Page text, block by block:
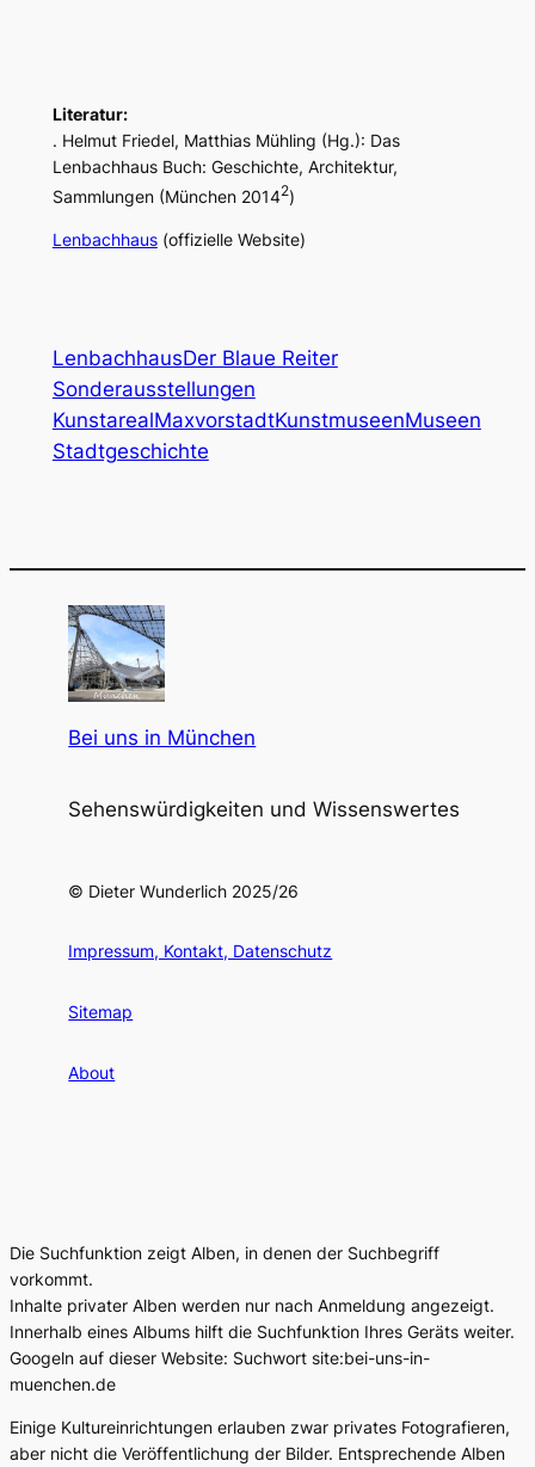
Literatur:
. Helmut Friedel, Matthias Mühling (Hg.): Das
Lenbachhaus Buch: Geschichte, Architektur,
Sammlungen (München 20142)
Lenbachhaus(offizielle Website)
LenbachhausDer Blaue Reiter
Sonderausstellungen
KunstarealMaxvorstadtKunstmuseenMuseen
Stadtgeschichte
Bei uns in München
Sehenswürdigkeiten und Wissenswertes
© Dieter Wunderlich 2025/26
Impressum, Kontakt, Datenschutz
Sitemap
About
Die Suchfunktion zeigt Alben, in denen der Suchbegriff
vorkommt.
Inhalte privater Alben werden nur nach Anmeldung angezeigt.
Innerhalb eines Albums hilft die Suchfunktion Ihres Geräts weiter.
Googeln auf dieser Website: Suchwort site:bei-uns-in-
muenchen.de
Einige Kultureinrichtungen erlauben zwar privates Fotografieren,
aber nicht die Veröffentlichung der Bilder. Entsprechende Alben